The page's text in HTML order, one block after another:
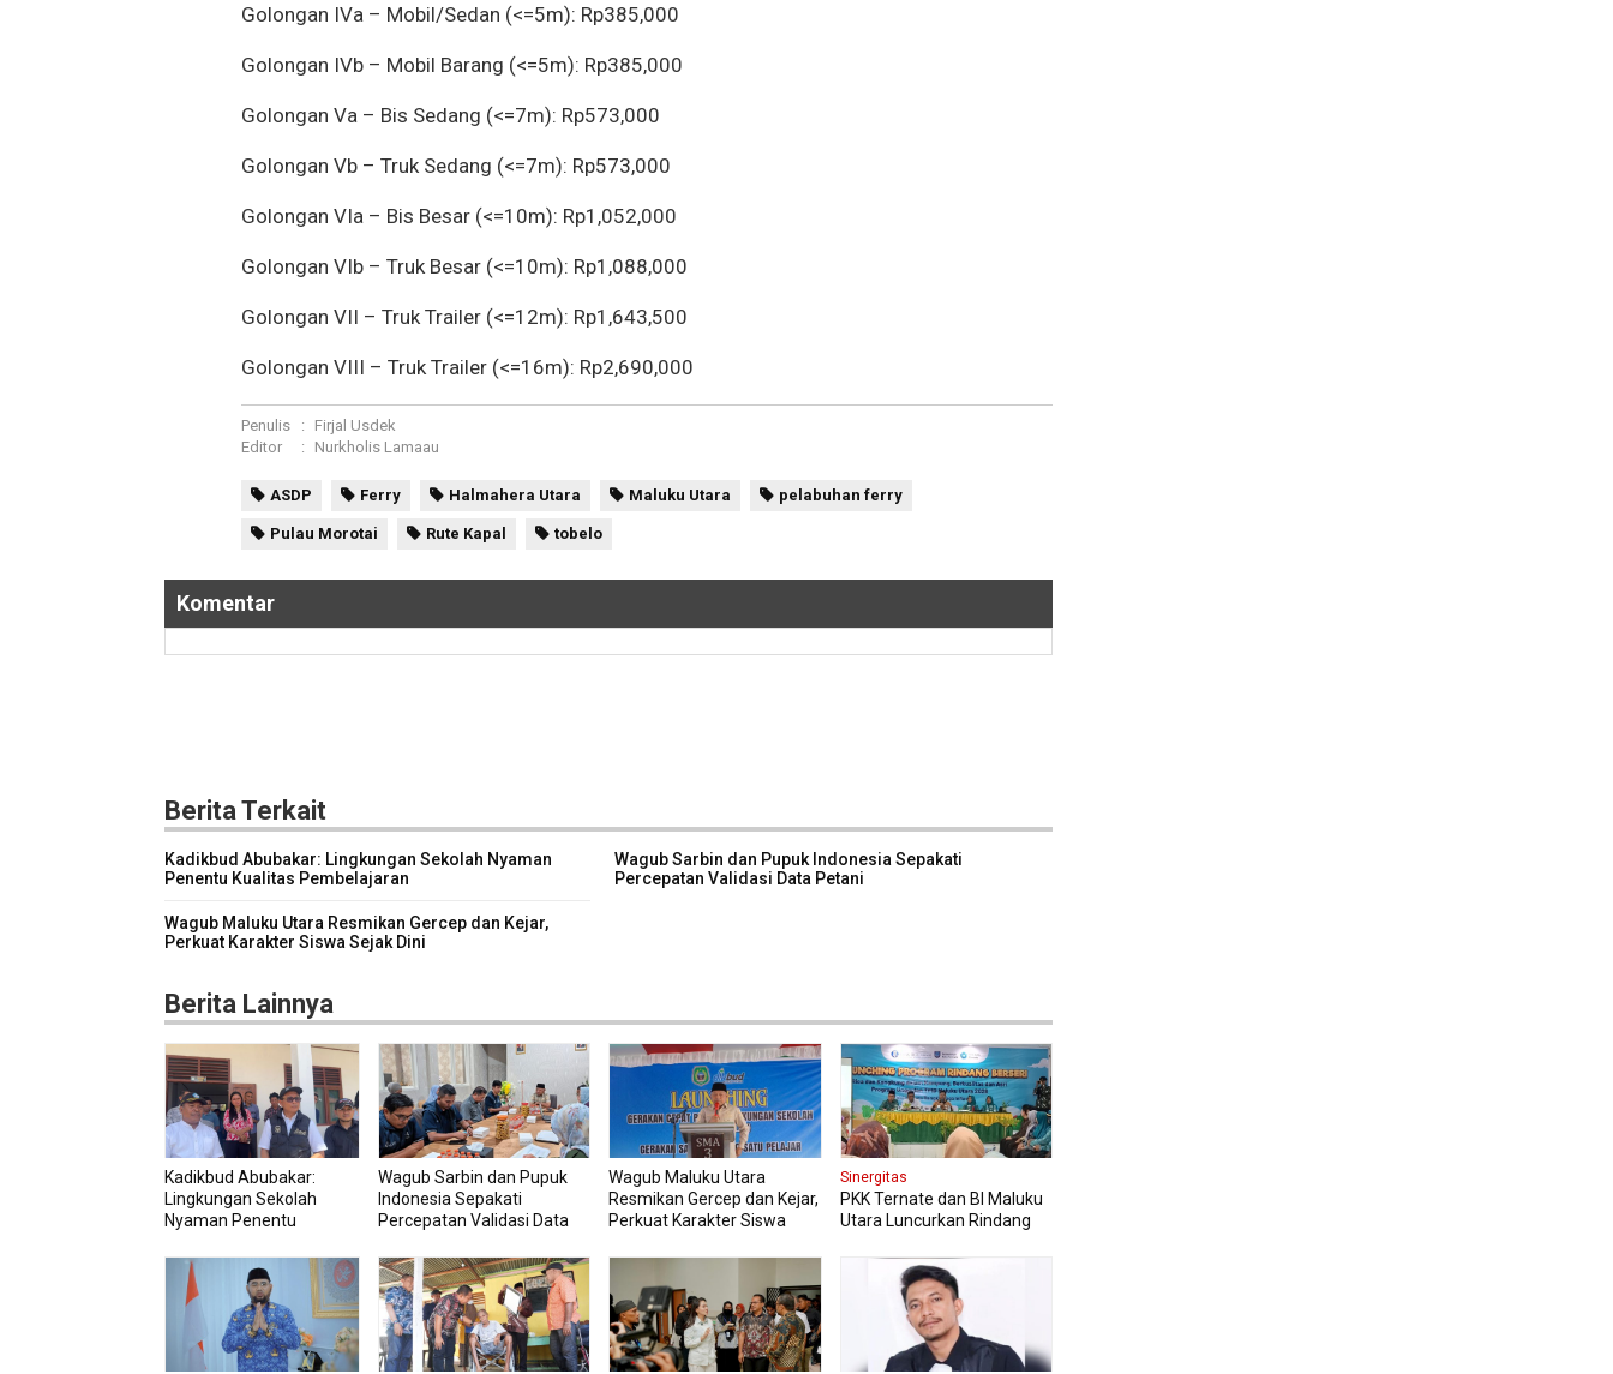
Golongan IVa – Mobil/Sedan (<=5m): Rp385,000
Golongan IVb – Mobil Barang (<=5m): Rp385,000
Golongan Va – Bis Sedang (<=7m): Rp573,000
Golongan Vb – Truk Sedang (<=7m): Rp573,000
Golongan VIa – Bis Besar (<=10m): Rp1,052,000
Golongan VIb – Truk Besar (<=10m): Rp1,088,000
Golongan VII – Truk Trailer (<=12m): Rp1,643,500
Golongan VIII – Truk Trailer (<=16m): Rp2,690,000
Penulis :
Firjal Usdek
Editor
: Nurkholis Lamaau
ASDP Ferry Halmahera Utara Maluku Utara pelabuhan ferry
Pulau Morotai Rute Kapal tobelo
Komentar
Berita Terkait
Kadikbud Abubakar: Lingkungan Sekolah Nyaman
Penentu Kualitas Pembelajaran
Wagub Sarbin dan Pupuk Indonesia Sepakati
Percepatan Validasi Data Petani
Wagub Maluku Utara Resmikan Gercep dan Kejar,
Perkuat Karakter Siswa Sejak Dini
Berita Lainnya
Kadikbud Abubakar:
Lingkungan Sekolah
Nyaman Penentu
Wagub Sarbin dan Pupuk
Indonesia Sepakati
Percepatan Validasi Data
Wagub Maluku Utara
Resmikan Gercep dan Kejar,
Perkuat Karakter Siswa
Sinergitas
PKK Ternate dan BI Maluku
Utara Luncurkan Rindang
Pangan